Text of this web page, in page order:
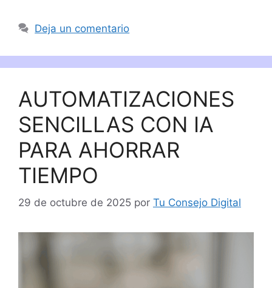
Deja un comentario
AUTOMATIZACIONES
SENCILLAS CON IA
PARA AHORRAR
TIEMPO
29 de octubre de 2025 por Tu Consejo Digital